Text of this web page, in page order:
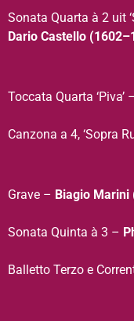
Sonata Quarta à 2 uit
Dario Castello
Toccata Quarta ‘Piva’ –
Canzona a 4, ‘Sopra
Grave – Biagio Marini
Sonata Quinta à 3 –
Balletto Terzo e